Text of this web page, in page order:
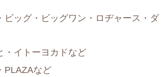
ッグ・ビッグワン・ロヂャース・ダ
・イトーヨカドなど
PLAZAなど